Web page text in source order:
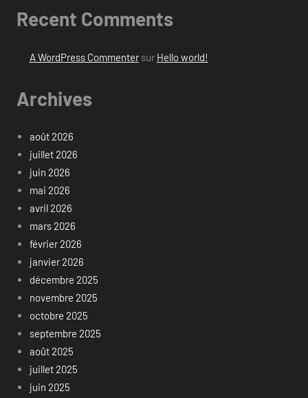
Recent Comments
A WordPress Commentersur Hello world!
Archives
août 2026
juillet 2026
juin 2026
mai 2026
avril 2026
mars 2026
février 2026
janvier 2026
décembre 2025
novembre 2025
octobre 2025
septembre 2025
août 2025
juillet 2025
juin 2025